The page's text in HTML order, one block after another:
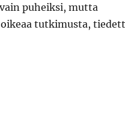
puheiksi, mutta
tutkimusta,